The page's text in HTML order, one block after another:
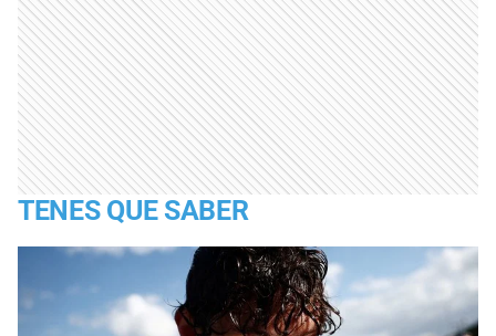
TENES QUE SABER